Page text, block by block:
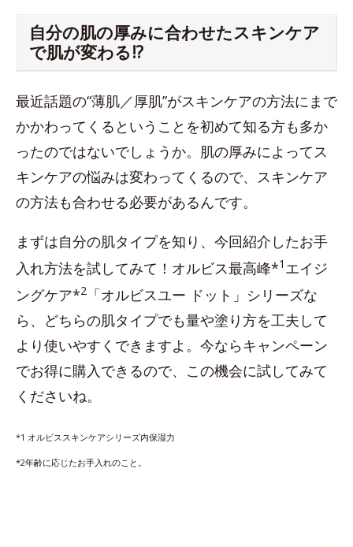
自分の肌の厚みに合わせたスキンケア
で肌が変わる!?
最近話題の“薄肌／厚肌”がスキンケアの方法にまで
かかわってくるということを初めて知る方も多か
ったのではないでしょうか。肌の厚みによってス
キンケアの悩みは変わってくるので、スキンケア
の方法も合わせる必要があるんです。
まずは自分の肌タイプを知り、今回紹介したお手
入れ方法を試してみて！オルビス最高峰*1 エイジ
ングケア*2 「オルビスユー ドット」シリーズな
ら、どちらの肌タイプでも量や塗り方を工夫して
より使いやすくできますよ。今ならキャンペーン
でお得に購入できるので、この機会に試してみて
くださいね。
*1 オルビススキンケアシリーズ内保湿力
*2年齢に応じたお手入れのこと。